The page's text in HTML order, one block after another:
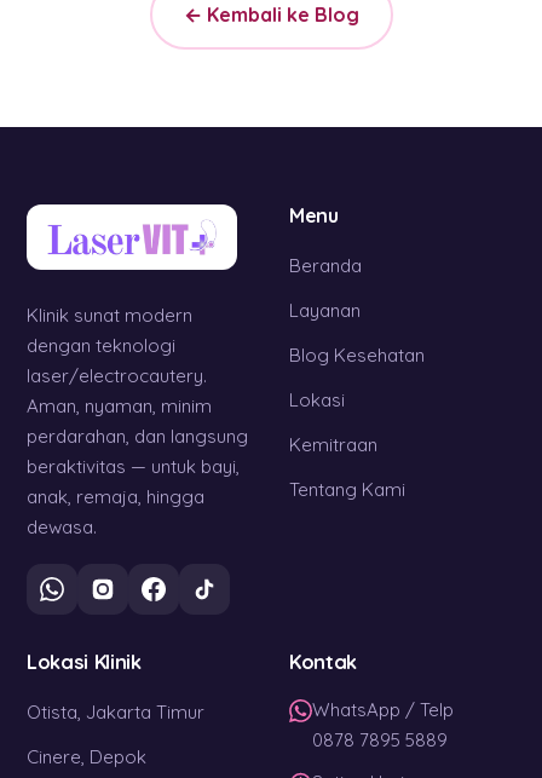
← Kembali ke Blog
Klinik sunat modern
dengan teknologi
laser/electrocautery.
Aman, nyaman, minim
perdarahan, dan langsung
beraktivitas — untuk bayi,
anak, remaja, hingga
dewasa.
Menu
Beranda
Layanan
Blog Kesehatan
Lokasi
Kemitraan
Tentang Kami
Lokasi Klinik
Otista, Jakarta Timur
Cinere, Depok
Kontak
WhatsApp / Telp
0878 7895 5889